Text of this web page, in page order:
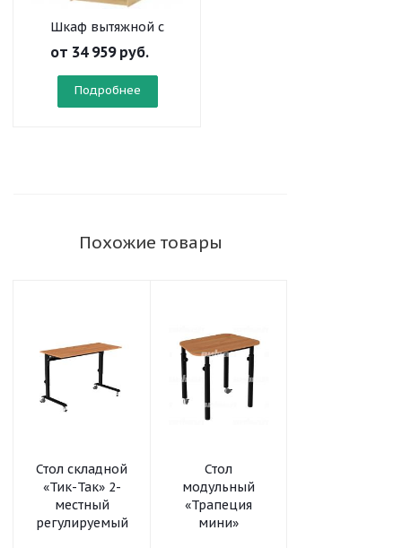
Шкаф вытяжной с
сантехникой
от 34 959 руб.
Подробнее
Похожие товары
Стол складной
«Тик-Так» 2-
местный
регулируемый
Стол
модульный
«Трапеция
мини»